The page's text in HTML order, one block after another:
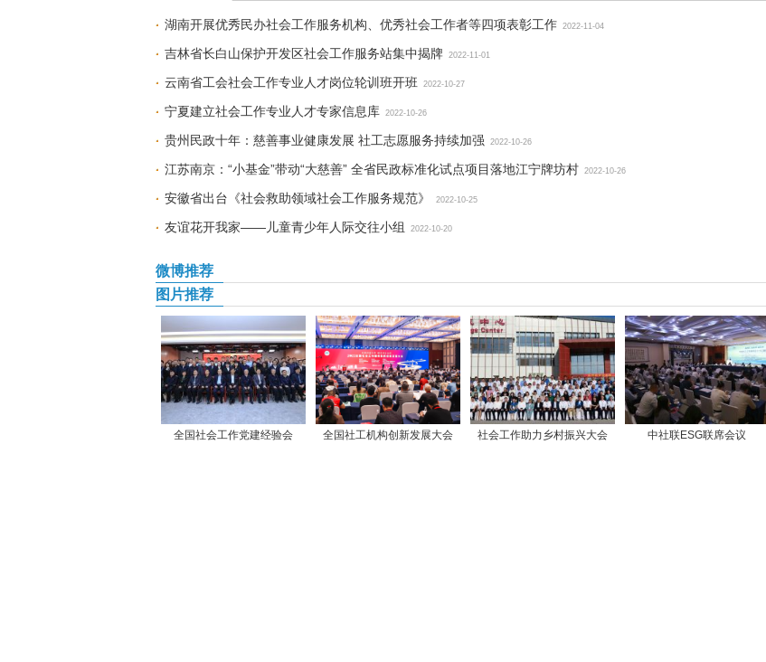
湖南开展优秀民办社会工作服务机构、优秀社会工作者等四项表彰工作 2022-11-04
吉林省长白山保护开发区社会工作服务站集中揭牌 2022-11-01
云南省工会社会工作专业人才岗位轮训班开班 2022-10-27
宁夏建立社会工作专业人才专家信息库 2022-10-26
贵州民政十年：慈善事业健康发展 社工志愿服务持续加强 2022-10-26
江苏南京：“小基金”带动“大慈善” 全省民政标准化试点项目落地江宁牌坊村 2022-10-26
安徽省出台《社会救助领域社会工作服务规范》 2022-10-25
友谊花开我家——儿童青少年人际交往小组 2022-10-20
微博推荐
图片推荐
全国社会工作党建经验会 全国社工机构创新发展大会 社会工作助力乡村振兴大会 中社联ESG联席会议